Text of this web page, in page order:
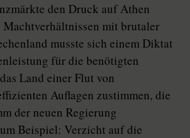
den Druck auf Athen
Machtverhältnissen mit brutaler
musste sich einem Diktat
für die benötigten
Land einer Flut von
Auflagen zustimmen, die
der neuen Regierung
Beispiel: Verzicht auf die